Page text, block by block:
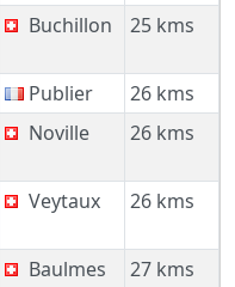
Buchillon 25 kms
Publier
26 kms
Noville 26 kms
Veytaux 26 kms
Baulmes 27 kms